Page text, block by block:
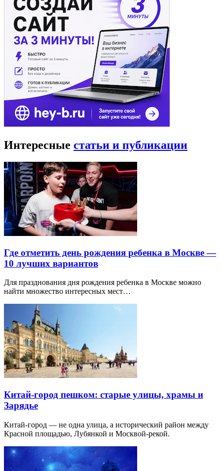
Интересные статьи и публикации
Где отметить день рождения ребенка в Москве —
10 лучших вариантов
Для празднования дня рождения ребенка в Москве можно
найти множество интересных мест…
Китай-город пешком: старые улицы, храмы и
Зарядье
Китай-город — не одна улица, а исторический район между
Красной площадью, Лубянкой и Москвой-рекой.